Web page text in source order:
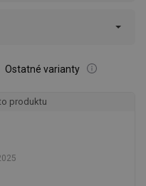
Ostatné varianty
produktu